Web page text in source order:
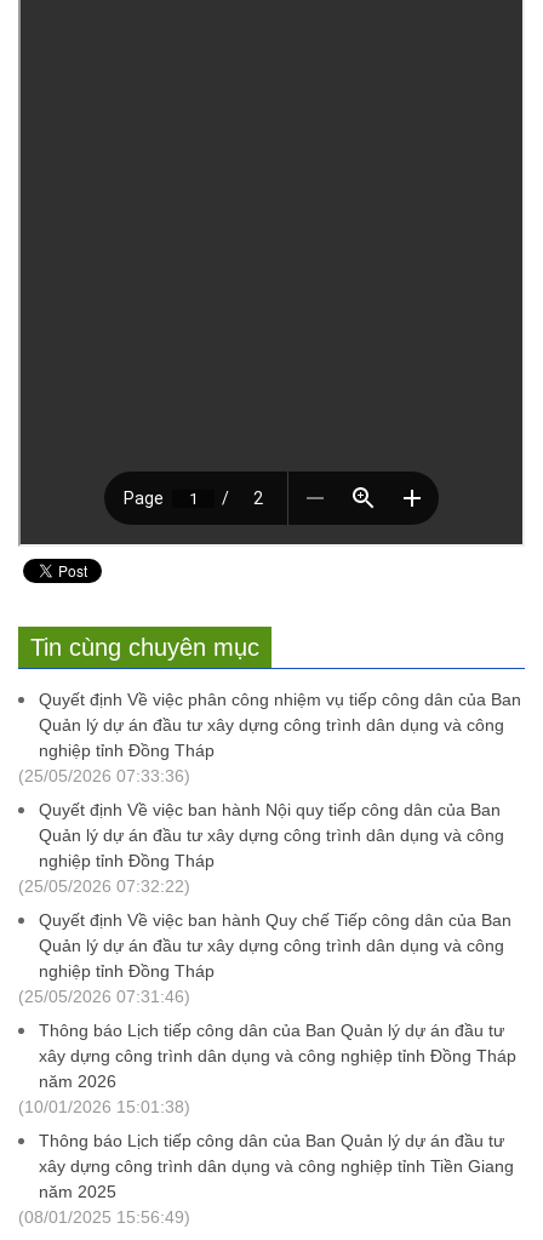
Tin cùng chuyên mục
Quyết định Về việc phân công nhiệm vụ tiếp công dân của Ban
Quản lý dự án đầu tư xây dựng công trình dân dụng và công
nghiệp tỉnh Đồng Tháp
(25/05/2026 07:33:36)
Quyết định Về việc ban hành Nội quy tiếp công dân của Ban
Quản lý dự án đầu tư xây dựng công trình dân dụng và công
nghiệp tỉnh Đồng Tháp
(25/05/2026 07:32:22)
Quyết định Về việc ban hành Quy chế Tiếp công dân của Ban
Quản lý dự án đầu tư xây dựng công trình dân dụng và công
nghiệp tỉnh Đồng Tháp
(25/05/2026 07:31:46)
Thông báo Lịch tiếp công dân của Ban Quản lý dự án đầu tư
xây dựng công trình dân dụng và công nghiệp tỉnh Đồng Tháp
năm 2026
(10/01/2026 15:01:38)
Thông báo Lịch tiếp công dân của Ban Quản lý dự án đầu tư
xây dựng công trình dân dụng và công nghiệp tỉnh Tiền Giang
năm 2025
(08/01/2025 15:56:49)